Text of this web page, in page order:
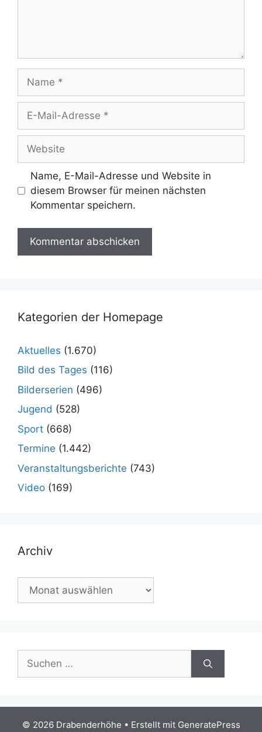
Name
Adresse
Website
Name, E-Mail-Adresse und Website in
diesem Browser für meinen nächsten
Kommentar speichern.
Kategorien der Homepage
Aktuelles (1.670)
Bild des Tages (116)
Bilderserien (496)
Jugend (528)
Sport (668)
Termine (1.442)
Veranstaltungsberichte (743)
Video (169)
Archiv
Archiv
Suchen
nach:
© 2026 Drabenderhöhe • Erstellt mit GeneratePress